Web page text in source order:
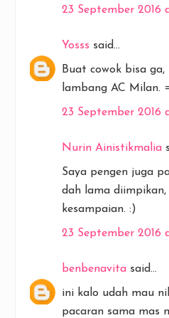
23 September 2016
Yosss said...
Buat cowok bisa
lambang AC Milan.
23 September 2016
Nurin Ainistikmalia
Saya pengen juga
dah lama
kesampaian. :)
23 September 2016
benbenavita said...
ini kalo udah mau
pacaran sama mas